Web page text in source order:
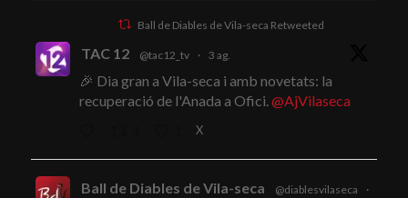
Ball de Diables de Vila-seca Retweeted
TAC 12 @tac12_tv · 3 ag.
🎉 Dia gran a Vila-seca i amb novetats: la
recuperació de l'Anada a Ofici.@AjVilaseca
X
Ball de Diables de Vila-seca @diablesvilaseca
·